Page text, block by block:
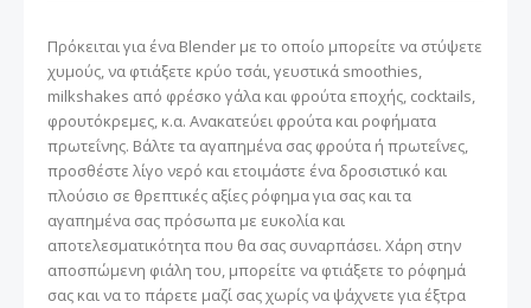
Πρόκειται για ένα Blender με το οποίο μπορείτε να στύψετε
χυμούς, να φτιάξετε κρύο τσάι, γευστικά smoothies,
milkshakes από φρέσκο γάλα και φρούτα εποχής, cocktails,
φρουτόκρεμες, κ.α. Ανακατεύει φρούτα και ροφήματα
πρωτεΐνης. Βάλτε τα αγαπημένα σας φρούτα ή πρωτεΐνες,
προσθέστε λίγο νερό και ετοιμάστε ένα δροσιστικό και
πλούσιο σε θρεπτικές αξίες ρόφημα για σας και τα
αγαπημένα σας πρόσωπα με ευκολία και
αποτελεσματικότητα που θα σας συναρπάσει. Χάρη στην
αποσπώμενη φιάλη του, μπορείτε να φτιάξετε το ρόφημά
σας και να το πάρετε μαζί σας χωρίς να ψάχνετε για έξτρα